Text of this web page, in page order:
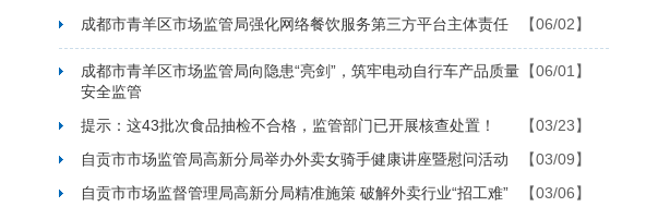
成都市青羊区市场监管局强化网络餐饮服务第三方平台主体责任
【06/02】
成都市青羊区市场监管局向隐患“亮剑”，筑牢电动自行车产品质量
安全监管
【06/01】
提示：这43批次食品抽检不合格，监管部门已开展核查处置！
【03/23】
自贡市市场监管局高新分局举办外卖女骑手健康讲座暨慰问活动
【03/09】
自贡市市场监督管理局高新分局精准施策 破解外卖行业“招工难”
【03/06】